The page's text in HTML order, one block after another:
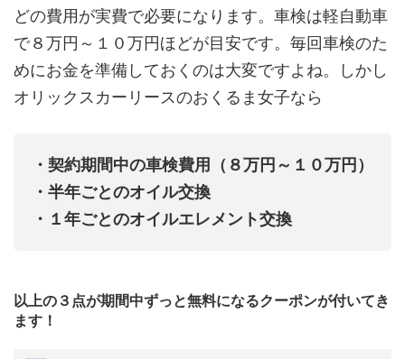
どの費用が実費で必要になります。車検は軽自動車
で８万円～１０万円ほどが目安です。毎回車検のた
めにお金を準備しておくのは大変ですよね。しかし
オリックスカーリースのおくるま女子なら
・契約期間中の車検費用（８万円～１０万円）
・半年ごとのオイル交換
・１年ごとのオイルエレメント交換
以上の３点が期間中ずっと無料になるクーポンが付いてき
ます！